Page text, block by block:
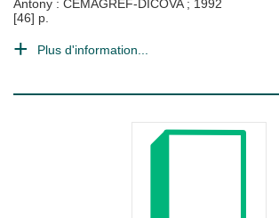
Antony : CEMAGREF-DICOVA ; 1992
[46] p.
Plus d'information...